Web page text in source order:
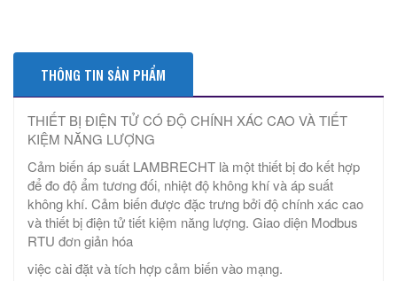
THÔNG TIN SẢN PHẨM
THIẾT BỊ ĐIỆN TỬ CÓ ĐỘ CHÍNH XÁC CAO VÀ TIẾT
KIỆM NĂNG LƯỢNG
Cảm biến áp suất LAMBRECHT là một thiết bị đo kết hợp
để đo độ ẩm tương đối, nhiệt độ không khí và áp suất
không khí. Cảm biến được đặc trưng bởi độ chính xác cao
và thiết bị điện tử tiết kiệm năng lượng. Giao diện Modbus
RTU đơn giản hóa
việc cài đặt và tích hợp cảm biến vào mạng.